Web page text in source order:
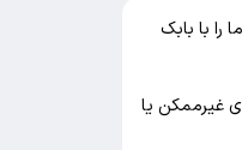
را با بابک
غیرممکن یا